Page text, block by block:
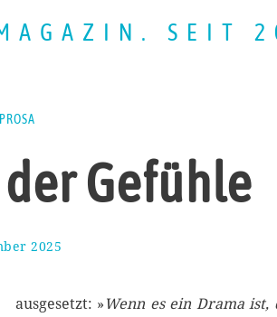
SEIT
Gefühle
2025
N
ausgesetzt: »Wenn es ein Drama